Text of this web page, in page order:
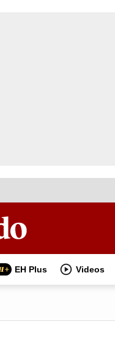
EH Plus Videos